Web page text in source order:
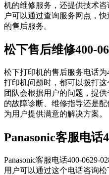
机的维修服务，还提供技术
户可以通过查询服务网点，
的售后服务。
松下售后维修400-
松下打印机的售后服务电话为
打印机问题时，都可以拨打
团队会根据用户的问题，提
的故障诊断、维修指导还是
为用户提供满意的解决方案。
Panasonic客服电话
Panasonic客服电话400-0629-
用户可以通过这个电话咨询